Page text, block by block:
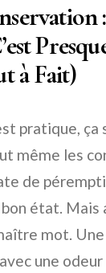
à Fait)
pratique, ça
même les
de
état.
mot.
une odeur